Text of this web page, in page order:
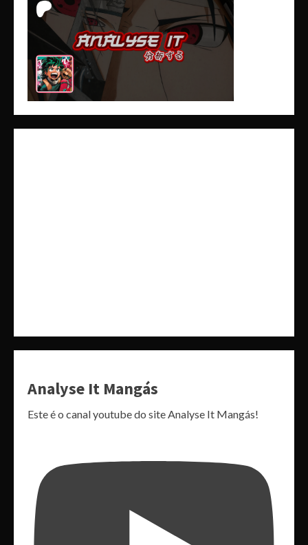
Analyse It Mangás
Este é o canal youtube do site Analyse It Mangás!